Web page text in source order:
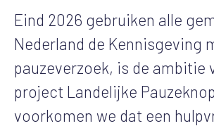
Eind 2026 gebruiken alle
Nederland de Kennisgeving
pauzeverzoek, is de ambitie
project Landelijke
voorkomen we dat een